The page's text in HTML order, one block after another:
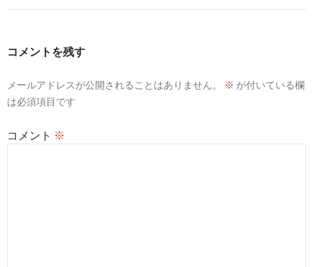
コメントを残す
メールアドレスが公開されることはありません。 ※ が付いている欄
は必須項目です
コメント ※